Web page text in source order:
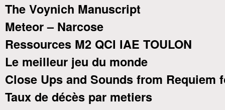
The Voynich Manuscript
Meteor – Narcose
Ressources M2 QCI IAE TOULON
Le meilleur jeu du monde
Close Ups and Sounds from Requiem
Taux de décès par metiers